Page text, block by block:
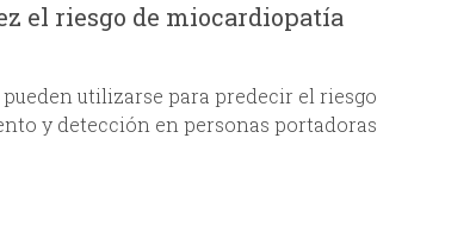
el riesgo de miocardiopatía
utilizarse para predecir el riesgo
y detección en personas portadoras